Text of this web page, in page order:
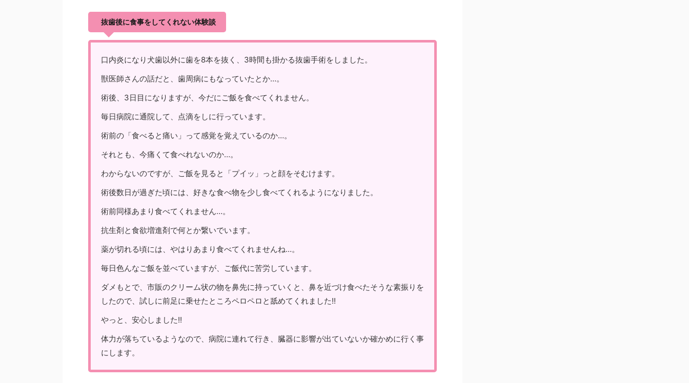
抜歯後に食事をしてくれない体験談
口内炎になり犬歯以外に歯を8本を抜く、3時間も掛かる抜歯手術をしました。
獣医師さんの話だと、歯周病にもなっていたとか…。
術後、3日目になりますが、今だにご飯を食べてくれません。
毎日病院に通院して、点滴をしに行っています。
術前の「食べると痛い」って感覚を覚えているのか…。
それとも、今痛くて食べれないのか…。
わからないのですが、ご飯を見ると「プイッ」っと顔をそむけます。
術後数日が過ぎた頃には、好きな食べ物を少し食べてくれるようになりました。
術前同様あまり食べてくれません…。
抗生剤と食欲増進剤で何とか繋いでいます。
薬が切れる頃には、やはりあまり食べてくれませんね…。
毎日色んなご飯を並べていますが、ご飯代に苦労しています。
ダメもとで、市販のクリーム状の物を鼻先に持っていくと、鼻を近づけ食べたそうな素振りを
したので、試しに前足に乗せたところペロペロと舐めてくれました!!
やっと、安心しました!!
体力が落ちているようなので、病院に連れて行き、臓器に影響が出ていないか確かめに行く事
にします。